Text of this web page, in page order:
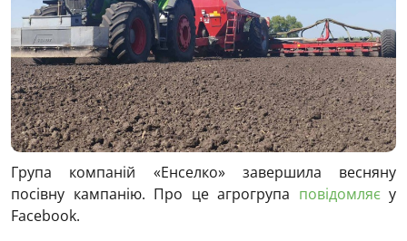
Група компаній «Енселко» завершила весняну
посівну кампанію. Про це агрогрупа повідомляєу
Facebook.